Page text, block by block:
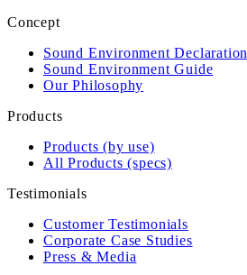
Concept
Sound Environment Declaration
Sound Environment Guide
Our Philosophy
Products
Products (by use)
All Products (specs)
Testimonials
Customer Testimonials
Corporate Case Studies
Press & Media